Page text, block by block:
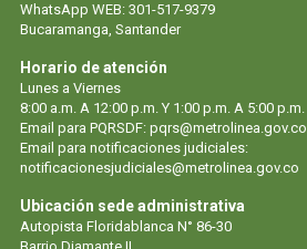
WhatsApp WEB: 301-517-9379
Bucaramanga, Santander
Horario de atención
Lunes a Viernes
8:00 a.m. A 12:00 p.m. Y 1:00 p.m. A 5:00 p.m.
Email para PQRSDF: pqrs@metrolinea.gov.co
Email para notificaciones judiciales:
notificacionesjudiciales@metrolinea.gov.co
Ubicación sede administrativa
Autopista Floridablanca N° 86-30